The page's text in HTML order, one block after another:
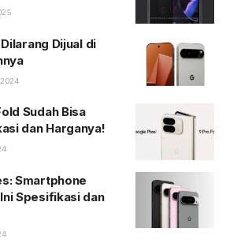
Dijual di
2024
Sudah Bisa
dan Harganya!
Smartphone
Spesifikasi dan